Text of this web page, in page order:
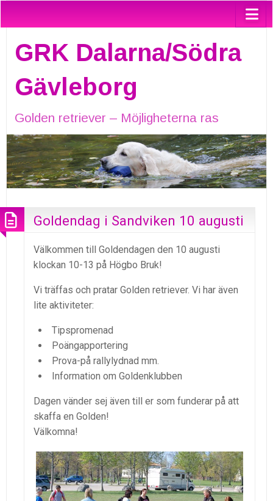
GRK Dalarna/Södra
Gävleborg
Golden retriever – Möjligheterna ras
Goldendag i Sandviken 10 augusti
Välkommen till Goldendagen den 10 augusti
klockan 10-13 på Högbo Bruk!
Vi träffas och pratar Golden retriever. Vi har även
lite aktiviteter:
Tipspromenad
Poängapportering
Prova-på rallylydnad mm.
Information om Goldenklubben
Dagen vänder sej även till er som funderar på att
skaffa en Golden!
Välkomna!